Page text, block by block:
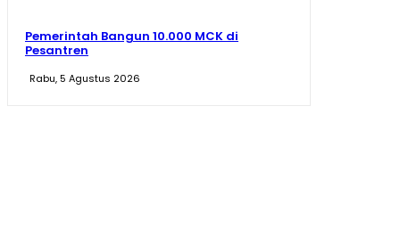
Pemerintah Bangun 10.000 MCK di
Pesantren
Rabu, 5 Agustus 2026